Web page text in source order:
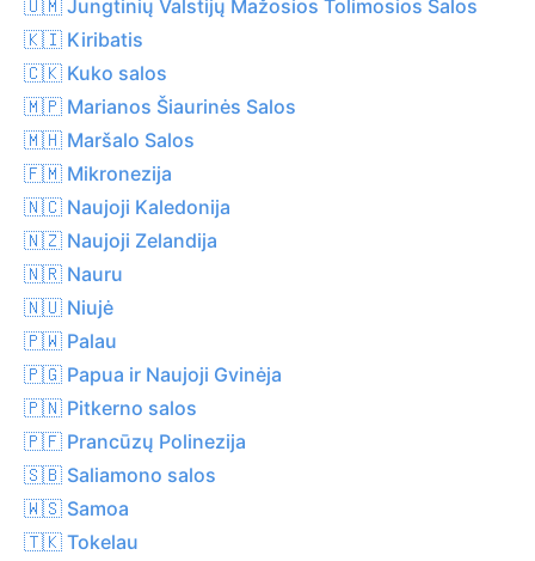
🇺🇲 Jungtinių Valstijų Mažosios Tolimosios Salos
🇰🇮 Kiribatis
🇨🇰 Kuko salos
🇲🇵 Marianos Šiaurinės Salos
🇲🇭 Maršalo Salos
🇫🇲 Mikronezija
🇳🇨 Naujoji Kaledonija
🇳🇿 Naujoji Zelandija
🇳🇷 Nauru
🇳🇺 Niujė
🇵🇼 Palau
🇵🇬 Papua ir Naujoji Gvinėja
🇵🇳 Pitkerno salos
🇵🇫 Prancūzų Polinezija
🇸🇧 Saliamono salos
🇼🇸 Samoa
🇹🇰 Tokelau